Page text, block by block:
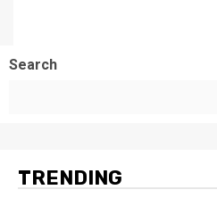
Search
TRENDING